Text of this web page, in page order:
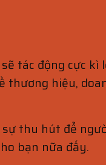
tác động cực kì
hiệu,
thu hút để
bạn nữa đấy.